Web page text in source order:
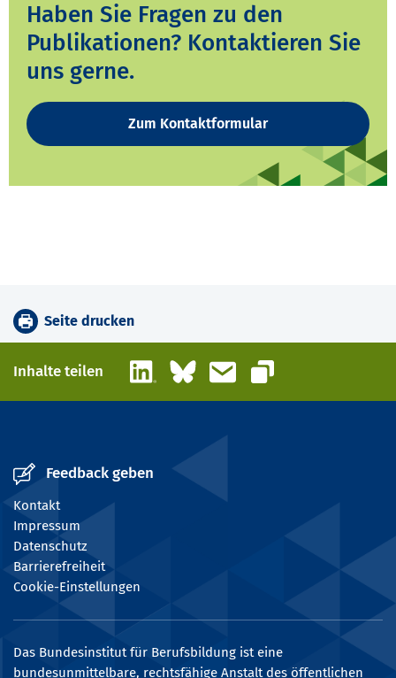
Haben Sie Fragen zu den
Publikationen? Kontaktieren Sie
uns gerne.
Zum Kontaktformular
Seite drucken
Inhalte teilen LinkedInBlueskyE-Mail
Link kopieren
Feedback geben
Kontakt
Impressum
Datenschutz
Barrierefreiheit
Cookie-Einstellungen
Das Bundesinstitut für Berufsbildung ist eine
bundesunmittelbare, rechtsfähige Anstalt des öffentlichen